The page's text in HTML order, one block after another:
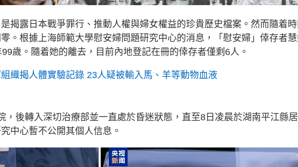
是揭露日本戰爭罪行、推動人權與婦女權益的珍貴歷史檔案。然而隨着
。根據上海師範大學慰安婦問題研究中心的消息，「慰安婦」倖存者
歲。隨着她的離去，目前內地登記在冊的倖存者僅剩6人。
織揭人體實驗記錄 23人疑被輸入馬、羊等動物血液
，後轉入深切治療部並一直處於昏迷狀態，直至8日凌晨於湖南平江縣
中心暫不公開其個人信息。